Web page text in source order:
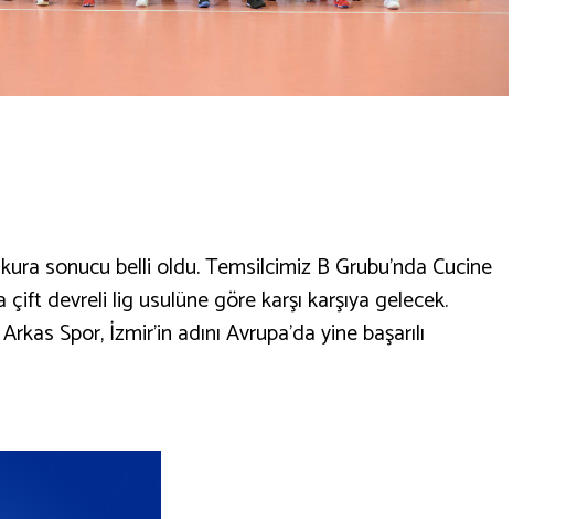
sonucu belli oldu. Temsilcimiz B Grubu’nda Cucine
devreli lig usulüne göre karşı karşıya gelecek.
Spor, İzmir’in adını Avrupa’da yine başarılı